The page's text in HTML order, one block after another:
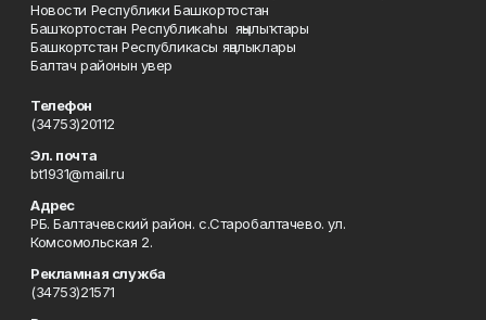
Новости Республики Башкортостан
Башҡортостан Республикаһы яңылыҡтары
Башкортстан Республикасы яңалыклары
Балтач районын увер
Телефон
(34753)20112
Эл. почта
bt1931@mail.ru
Адрес
РБ. Балтачевский район. с.Старобалтачево. ул.
Комсомольская 2.
Рекламная служба
(34753)21571